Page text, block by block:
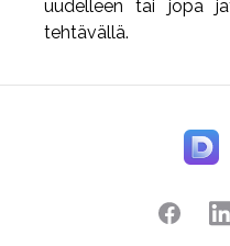
uudelleen tai jopa
tehtävällä.